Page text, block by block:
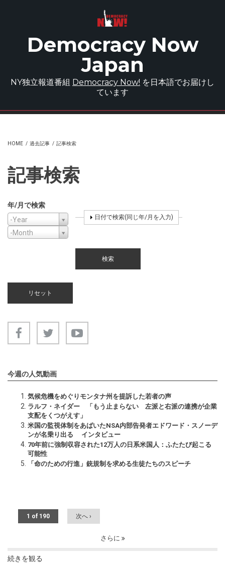
Democracy Now
Japan
NY独立報道番組 Democracy Now! を日本語でお届けし
ています
HOME / 過去記事 / 記事検索
記事検索
年/月で検索
年/月で検索
Year
-Year
Year
Month
-Month
Month
SHOW
日付で検索(同じ年/月を入力)
今週の人気動画
気候危機をめぐりモンタナ州を提訴した若者の声
ラルフ・ネイダー 「もう止まらない 左派と右派の連携が企業
支配をくつがえす」
米国の監視体制をあばいたNSA内部告発者エドワード・スノーデ
ンが名乗り出る インタビュー
70年前に強制収容された12万人の日系米国人：ふたたび起こる
可能性
「命のための行進」銃規制を求める生徒たちのスピーチ
1 of 190 次へ ›
さらに
続きを観る